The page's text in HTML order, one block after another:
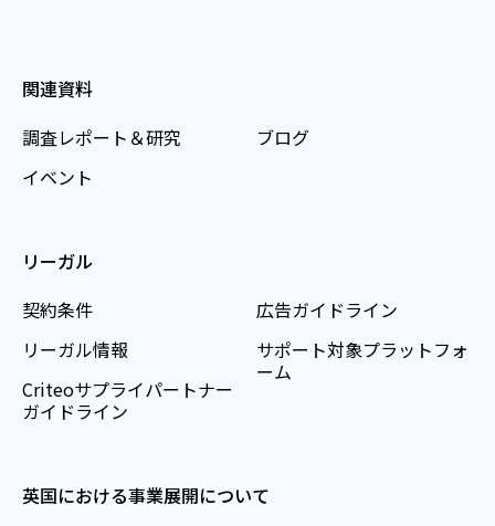
関連資料
調査レポート＆研究
イベント
ブログ
リーガル
契約条件
リーガル情報
Criteoサプライパートナー
ガイドライン
広告ガイドライン
サポート対象プラットフォ
ーム
英国における事業展開について